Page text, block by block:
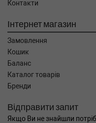
Контакти
Інтернет магазин
Замовлення
Кошик
Баланс
Каталог товарів
Бренди
Відправити запит
Якщо Ви не знайшли